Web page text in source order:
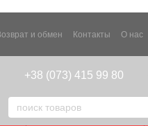
и обмен Контакты О нас
+38 (073) 415 99 80